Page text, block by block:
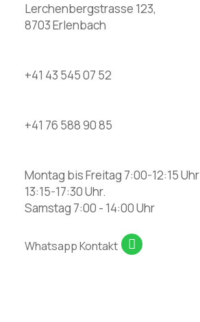
Lerchenbergstrasse 123,
8703 Erlenbach
+41 43 545 07 52
+41 76 588 90 85
Montag bis Freitag 7:00-12:15 Uhr
13:15-17:30 Uhr.
Samstag 7:00 - 14:00 Uhr
Whatsapp Kontakt